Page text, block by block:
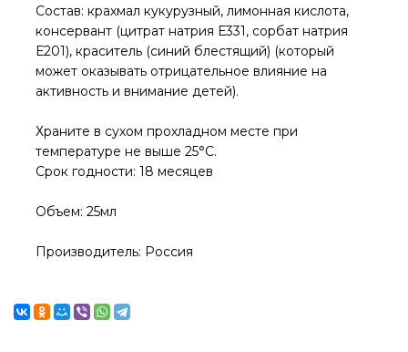
Состав: крахмал кукурузный, лимонная кислота,
консервант (цитрат натрия Е331, сорбат натрия
Е201), краситель (синий блестящий) (который
может оказывать отрицательное влияние на
активность и внимание детей).
Храните в сухом прохладном месте при
температуре не выше 25°С.
Срок годности: 18 месяцев
Объем: 25мл
Производитель: Россия